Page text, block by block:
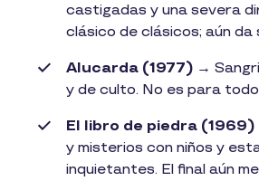
castigadas y una severa
clásico de clásicos; aún da
Alucarda (1977) →
y de culto. No es para
El libro de piedra (1969)
y misterios con niños y
inquietantes. El final aún